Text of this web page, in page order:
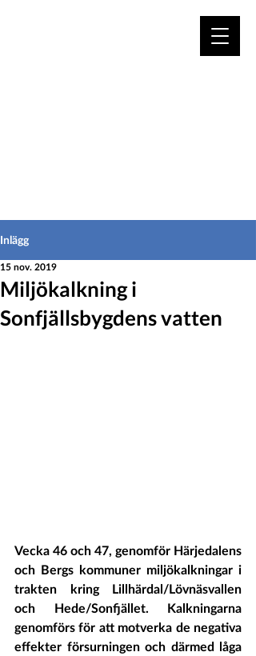
Inlägg
Miljökalkning i
Sonfjällsbygdens vatten
15 nov. 2019
Vecka 46 och 47, genomför Härjedalens
och Bergs kommuner miljökalkningar i
trakten kring Lillhärdal/Lövnäsvallen
och Hede/Sonfjället. Kalkningarna
genomförs för att motverka de negativa
effekter försurningen och därmed låga